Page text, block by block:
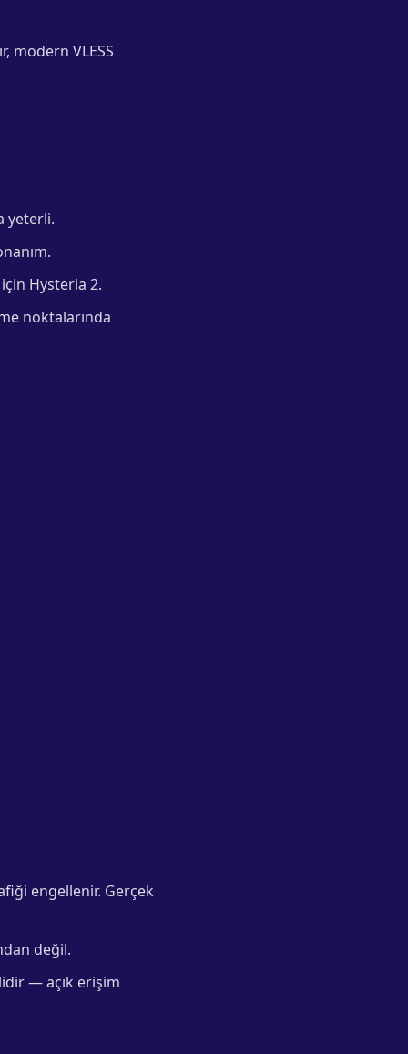
modern VLESS
yeterli.
Hysteria 2.
noktalarında
engellenir. Gerçek
değil.
— açık erişim